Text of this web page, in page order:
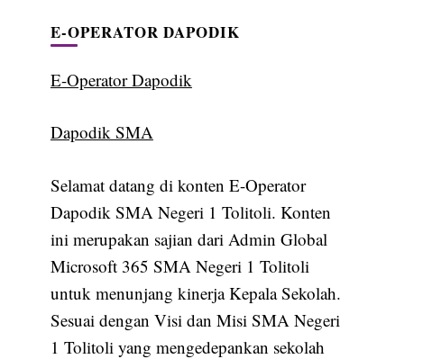
E-OPERATOR DAPODIK
E-Operator Dapodik
Dapodik SMA
Selamat datang di konten E-Operator
Dapodik SMA Negeri 1 Tolitoli. Konten
ini merupakan sajian dari Admin Global
Microsoft 365 SMA Negeri 1 Tolitoli
untuk menunjang kinerja Kepala Sekolah.
Sesuai dengan Visi dan Misi SMA Negeri
1 Tolitoli yang mengedepankan sekolah